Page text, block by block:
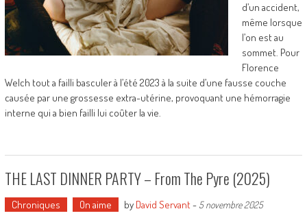
d’un accident,
même lorsque
l’on est au
sommet. Pour
Florence
Welch tout a failli basculer à l’été 2023 à la suite d’une fausse couche
causée par une grossesse extra-utérine, provoquant une hémorragie
interne qui a bien failli lui coûter la vie.
THE LAST DINNER PARTY – From The Pyre (2025)
Chroniques On aime by David Servant- 5 novembre 2025